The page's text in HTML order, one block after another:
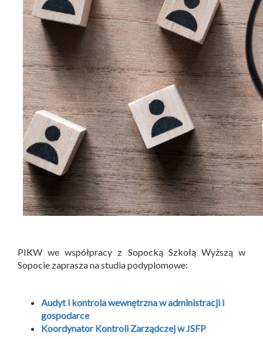
PIKW we współpracy z Sopocką Szkołą Wyższą w
Sopocie zaprasza na studia podyplomowe:
Audyt i kontrola wewnętrzna w administracji i
gospodarce
Koordynator Kontroli Zarządczej w JSFP